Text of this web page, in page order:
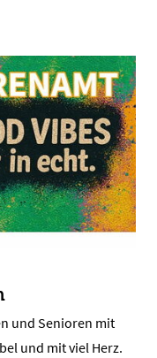
und Senioren mit
und mit viel Herz.